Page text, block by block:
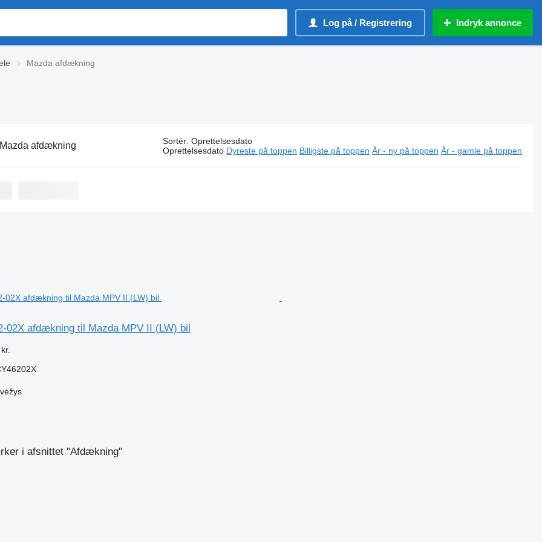
Log på / Registrering Indryk annonce
Mazda afdækning
Mazda afdækning Sortér: Oprettelsesdato
Oprettelsesdato Dyreste på toppen Billigste på toppen År - ny på toppen År - gamle på toppen
02X afdækning til Mazda MPV II (LW) bil
i afsnittet "Afdækning"